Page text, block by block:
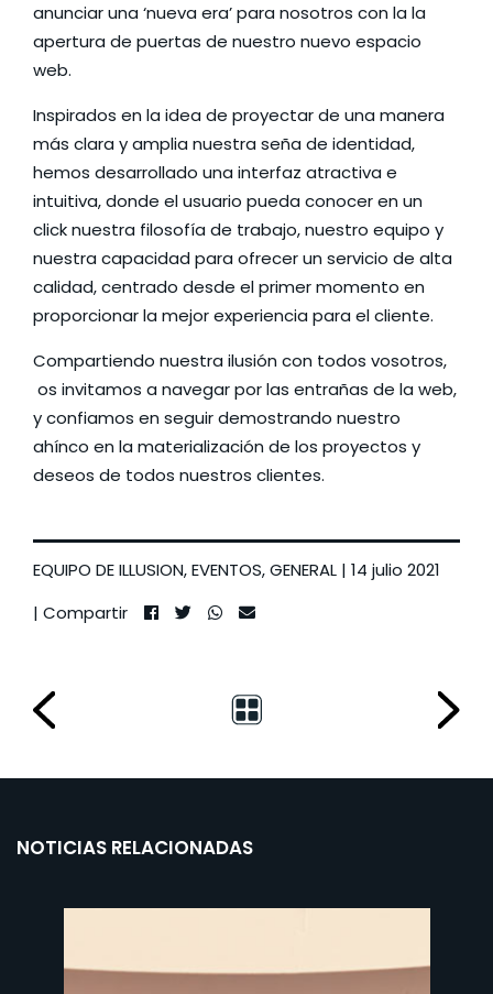
anunciar una ‘nueva era’ para nosotros con la la
apertura de puertas de nuestro nuevo espacio
web.
Inspirados en la idea de proyectar de una manera
más clara y amplia nuestra seña de identidad,
hemos desarrollado una interfaz atractiva e
intuitiva, donde el usuario pueda conocer en un
click nuestra filosofía de trabajo, nuestro equipo y
nuestra capacidad para ofrecer un servicio de alta
calidad, centrado desde el primer momento en
proporcionar la mejor experiencia para el cliente.
Compartiendo nuestra ilusión con todos vosotros,
os invitamos a navegar por las entrañas de la web,
y confiamos en seguir demostrando nuestro
ahínco en la materialización de los proyectos y
deseos de todos nuestros clientes.
EQUIPO DE ILLUSION,EVENTOS,GENERAL | 14 julio 2021
| Compartir
NOTICIAS RELACIONADAS